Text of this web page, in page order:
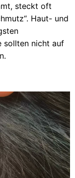
steckt oft
Haut- und
sollten nicht auf